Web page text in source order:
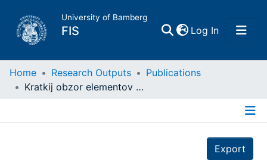
University of Bamberg
FIS Log In(current)
Home
Home Research Outputs
Publications
Kratkij obzor elementov gallomanii i melodramatizma v romane I. S. Turgeneva "Dvorjanskoe gnezdo"
Export